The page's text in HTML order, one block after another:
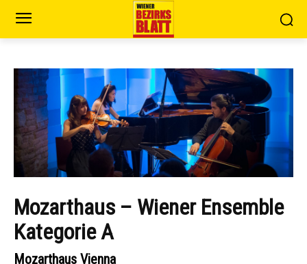
Mozarthaus – Wiener Ensemble
Kategorie A
Mozarthaus Vienna